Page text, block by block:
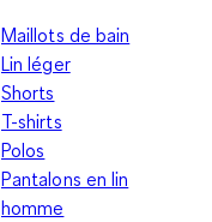
Maillots de bain
Lin léger
Shorts
T-shirts
Polos
Pantalons en lin
homme